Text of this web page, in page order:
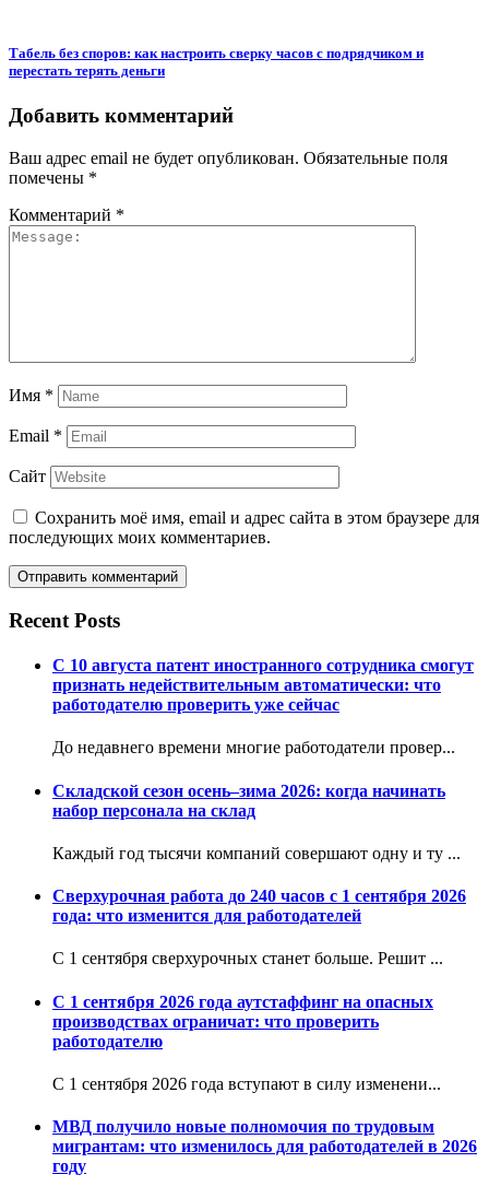
Табель без споров: как настроить сверку часов с подрядчиком и
перестать терять деньги
Добавить комментарий
Ваш адрес email не будет опубликован. Обязательные поля
помечены *
Комментарий *
Имя *
Email *
Сайт
Сохранить моё имя, email и адрес сайта в этом браузере для
последующих моих комментариев.
Recent Posts
С 10 августа патент иностранного сотрудника смогут
признать недействительным автоматически: что
работодателю проверить уже сейчас
До недавнего времени многие работодатели провер...
Складской сезон осень–зима 2026: когда начинать
набор персонала на склад
Каждый год тысячи компаний совершают одну и ту ...
Сверхурочная работа до 240 часов с 1 сентября 2026
года: что изменится для работодателей
С 1 сентября сверхурочных станет больше. Решит ...
С 1 сентября 2026 года аутстаффинг на опасных
производствах ограничат: что проверить
работодателю
С 1 сентября 2026 года вступают в силу изменени...
МВД получило новые полномочия по трудовым
мигрантам: что изменилось для работодателей в 2026
году